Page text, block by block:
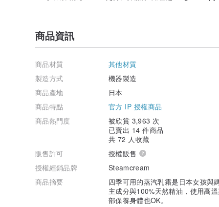
商品資訊
商品材質
其他材質
製造方式
機器製造
商品產地
日本
商品特點
官方 IP 授權商品
商品熱門度
被欣賞 3,963 次
已賣出 14 件商品
共 72 人收藏
販售許可
授權販售
授權經銷品牌
Steamcream
商品摘要
四季可用的蒸汽乳霜是日本女孩與
主成分與100%天然精油，使用高
部保養身體也OK。